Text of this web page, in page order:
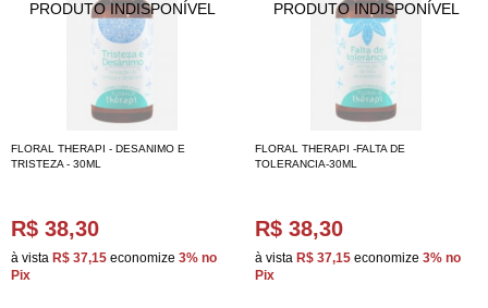
FLORAL THERAPI - DESANIMO E
TRISTEZA - 30ML
R$ 38,30
à vista R$ 37,15 economize 3% no
Pix
FLORAL THERAPI -FALTA DE
TOLERANCIA-30ML
R$ 38,30
à vista R$ 37,15 economize 3% no
Pix